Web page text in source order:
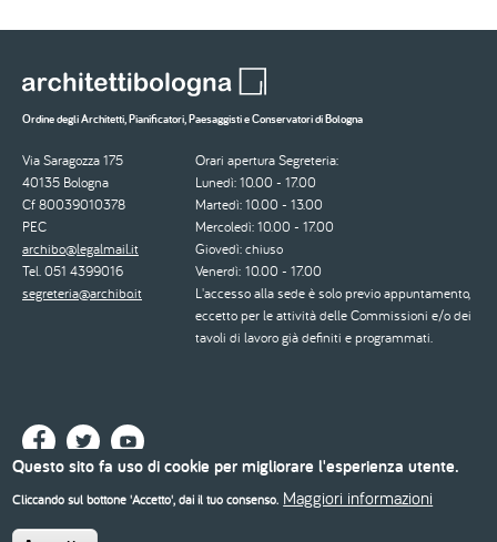
Ordine degli Architetti, Pianificatori, Paesaggisti e Conservatori di Bologna
Via Saragozza 175
40135 Bologna
Cf 80039010378
PEC
archibo@legalmail.it
Tel. 051 4399016
segreteria@archibo.it
Orari apertura Segreteria:
Lunedì: 10.00 - 17.00
Martedì: 10.00 - 13.00
Mercoledì: 10.00 - 17.00
Giovedì: chiuso
Venerdì: 10.00 - 17.00
L'accesso alla sede è solo previo appuntamento,
eccetto per le attività delle Commissioni e/o dei
tavoli di lavoro già definiti e programmati.
© 2026 - Ordine degli Architetti, Pianificatori, Paesaggisti e Conservatori di Bologna
Questo sito fa uso di cookie per migliorare l'esperienza utente.
Cliccando sul bottone 'Accetto', dai il tuo consenso. Maggiori informazioni